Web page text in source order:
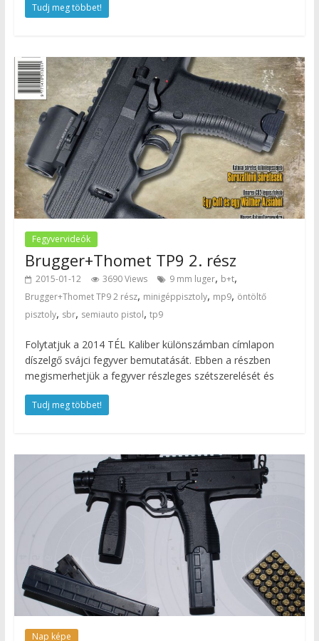
Tudj meg többet!
Fegyvervideók
Brugger+Thomet TP9 2. rész
2015-01-12 3690 Views 9 mm luger, b+t,
Brugger+Thomet TP9 2 rész, minigéppisztoly, mp9, öntöltő
pisztoly, sbr, semiauto pistol, tp9
Folytatjuk a 2014 TÉL Kaliber különszámban címlapon
díszelgő svájci fegyver bemutatását. Ebben a részben
megismerhetjük a fegyver részleges szétszerelését és
Tudj meg többet!
Nap képe